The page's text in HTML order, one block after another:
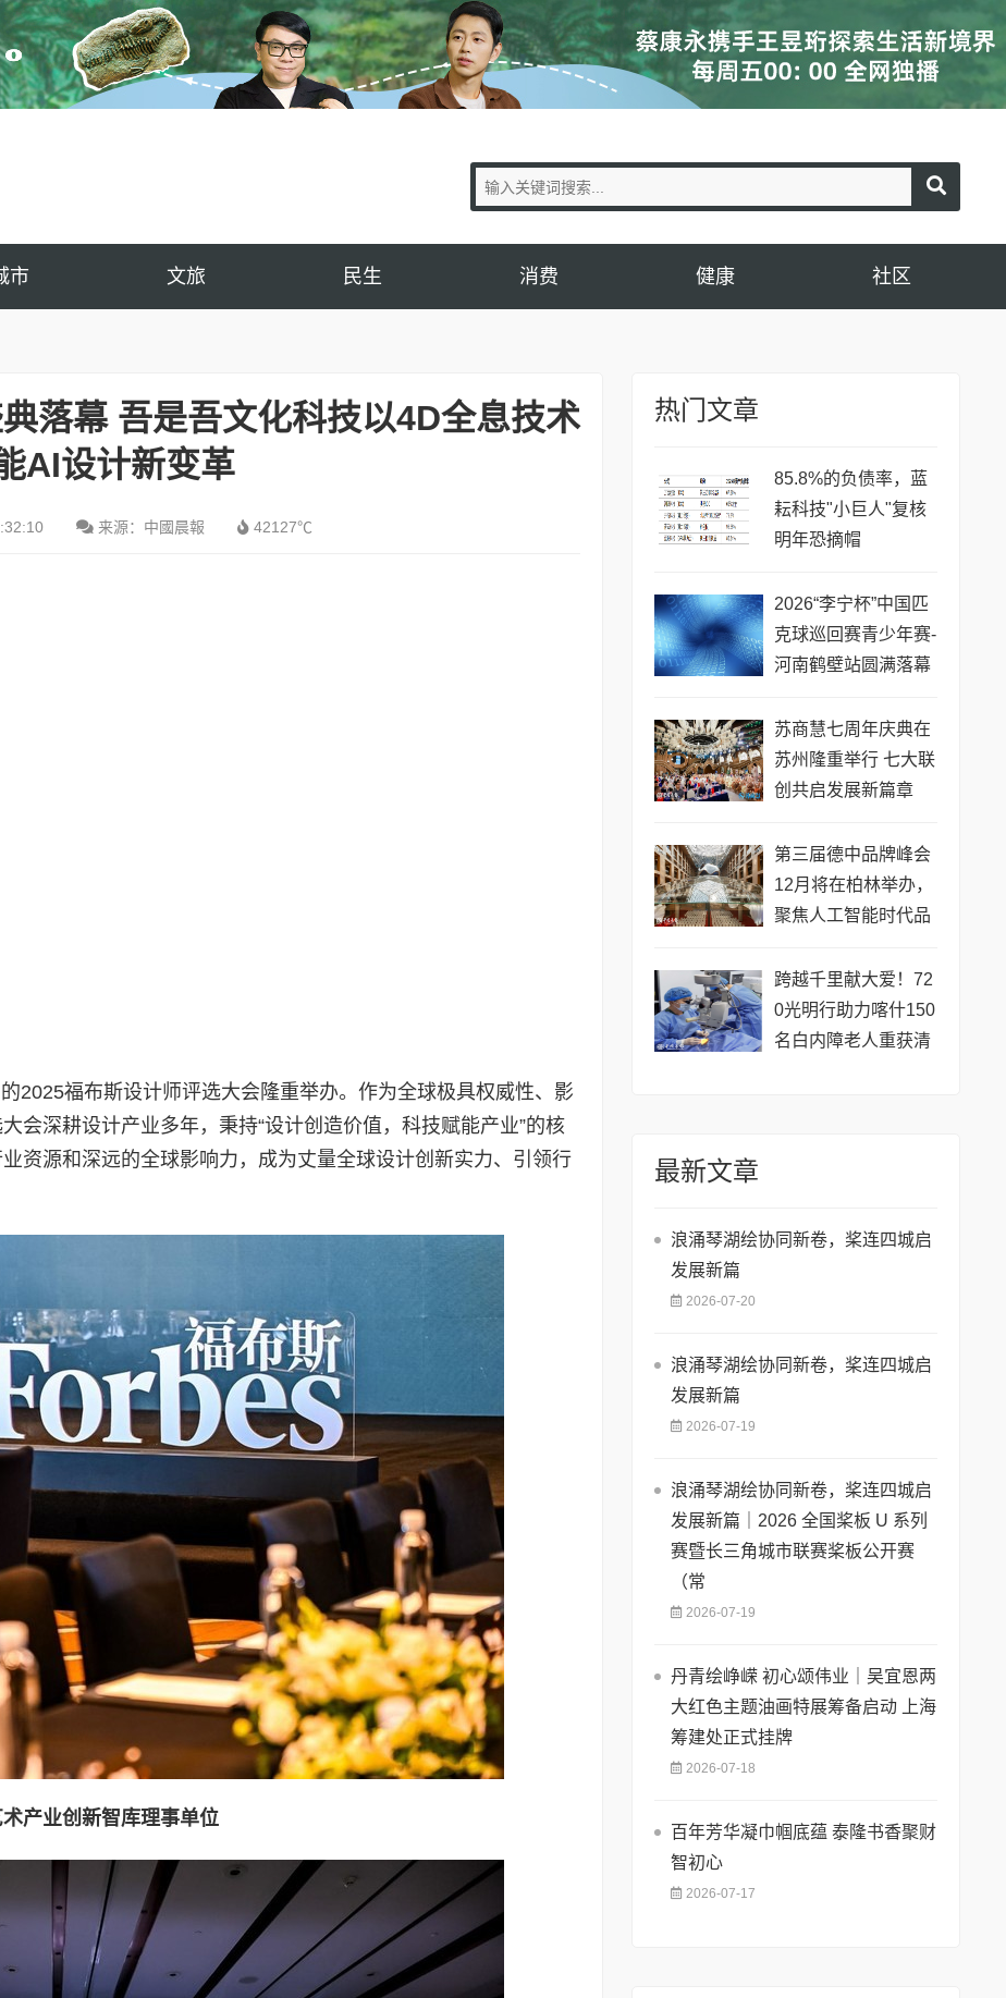
市 文旅 民生 消费 健康 社区
落幕 吾是吾文化科技以4D全息技术
AI设计新变革
来源：中國晨報 42127℃
2025福布斯设计师评选大会隆重举办。作为全球极具权威性、影
会深耕设计产业多年，秉持“设计创造价值，科技赋能产业”的核
资源和深远的全球影响力，成为丈量全球设计创新实力、引领行
产业创新智库理事单位
热门文章
85.8%的负债率，蓝
耘科技"小巨人"复核
明年恐摘帽
2026“李宁杯”中国匹
克球巡回赛青少年赛-
河南鹤壁站圆满落幕
苏商慧七周年庆典在
苏州隆重举行 七大联
创共启发展新篇章
第三届德中品牌峰会
12月将在柏林举办，
聚焦人工智能时代品
跨越千里献大爱！72
0光明行助力喀什150
名白内障老人重获清
最新文章
浪涌琴湖绘协同新卷，桨连四城启
发展新篇
2026-07-20
浪涌琴湖绘协同新卷，桨连四城启
发展新篇
2026-07-19
浪涌琴湖绘协同新卷，桨连四城启
发展新篇｜2026 全国桨板 U 系列
赛暨长三角城市联赛桨板公开赛
（常
2026-07-19
丹青绘峥嵘 初心颂伟业｜吴宜恩两
大红色主题油画特展筹备启动 上海
筹建处正式挂牌
2026-07-18
百年芳华凝巾帼底蕴 泰隆书香聚财
智初心
2026-07-17